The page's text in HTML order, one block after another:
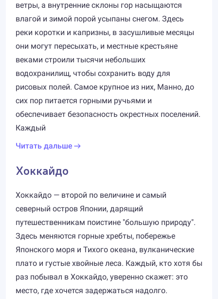
ветры, а внутренние склоны гор насыщаются
влагой и зимой порой усыпаны снегом. Здесь
реки коротки и капризны, в засушливые месяцы
они могут пересыхать, и местные крестьяне
веками строили тысячи небольших
водохранилищ, чтобы сохранить воду для
рисовых полей. Самое крупное из них, Манно, до
сих пор питается горными ручьями и
обеспечивает безопасность окрестных поселений.
Каждый
Читать дальше
Хоккайдо
Хоккайдо — второй по величине и самый
северный остров Японии, дарящий
путешественникам поистине "большую природу".
Здесь меняются горные хребты, побережье
Японского моря и Тихого океана, вулканические
плато и густые хвойные леса. Каждый, кто хотя бы
раз побывал в Хоккайдо, уверенно скажет: это
место, где хочется задержаться надолго.